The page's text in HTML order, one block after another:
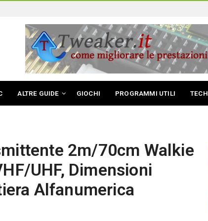
ALTRE GUIDE GIOCHI PROGRAMMI UTILI TECH
2m/70cm Walkie
UHF, Dimensioni
Alfanumerica